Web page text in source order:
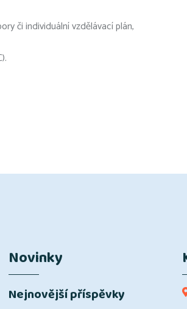
či individuální vzdělávací plán,
Novinky
Nejnovější příspěvky